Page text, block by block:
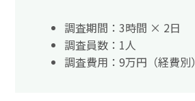
調査期間：3時間 × 2日
調査員数：1人
調査費用：9万円（経費別）